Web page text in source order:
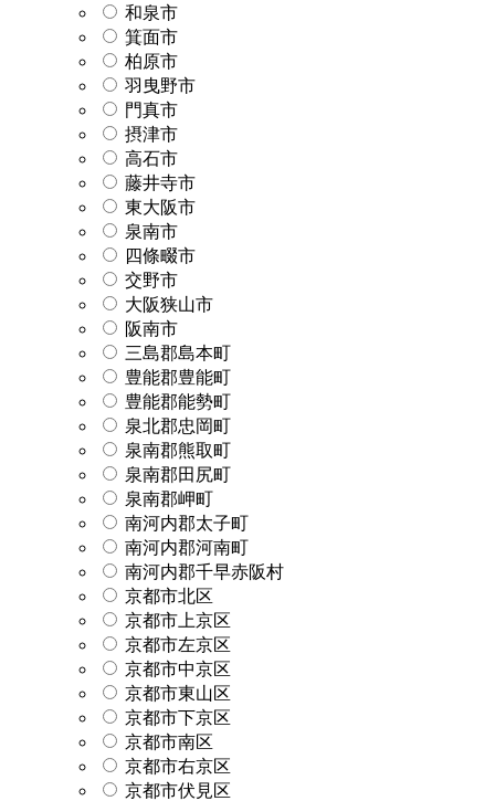
和泉市
箕面市
柏原市
羽曳野市
門真市
摂津市
高石市
藤井寺市
東大阪市
泉南市
四條畷市
交野市
大阪狭山市
阪南市
三島郡島本町
豊能郡豊能町
豊能郡能勢町
泉北郡忠岡町
泉南郡熊取町
泉南郡田尻町
泉南郡岬町
南河内郡太子町
南河内郡河南町
南河内郡千早赤阪村
京都市北区
京都市上京区
京都市左京区
京都市中京区
京都市東山区
京都市下京区
京都市南区
京都市右京区
京都市伏見区